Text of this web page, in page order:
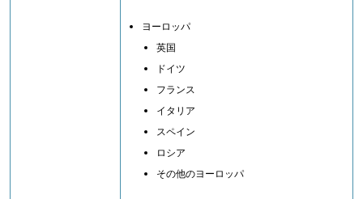
ヨーロッパ
英国
ドイツ
フランス
イタリア
スペイン
ロシア
その他のヨーロッパ